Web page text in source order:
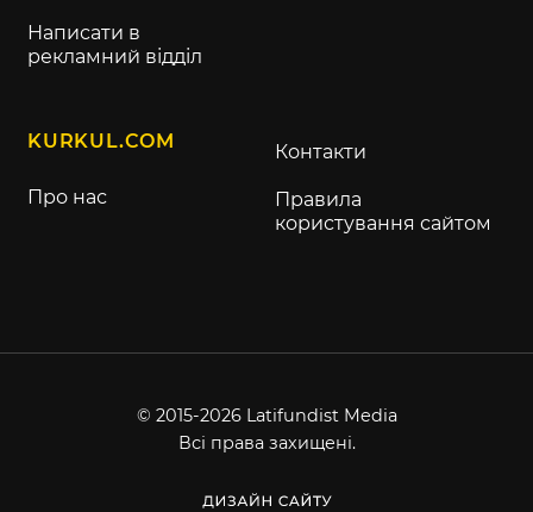
Написати в
рекламний відділ
KURKUL.COM
Про нас
Контакти
Правила
користування сайтом
© 2015-2026 Latifundist Media
Всі права захищені.